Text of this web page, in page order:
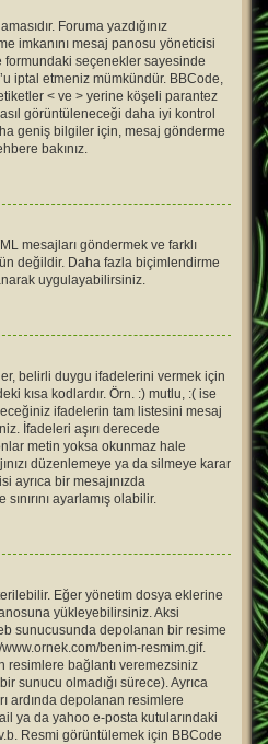
Foruma yazdığınız
imkanını mesaj panosu yöneticisi
formundaki seçenekler sayesinde
iptal etmeniz mümkündür. BBCode,
< ve > yerine köşeli parantez
görüntüleneceği daha iyi kontrol
geniş bilgiler için, mesaj gönderme
bakınız.
mesajları göndermek ve farklı
değildir. Daha fazla biçimlendirme
uygulayabilirsiniz.
belirli duygu ifadelerini vermek için
kısa kodlardır. Örn. :) mutlu, :( ise
ifadelerin tam listesini mesaj
İfadeleri aşırı derecede
metin yoksa okunmaz hale
düzenlemeye ya da silmeye karar
ayrıca bir mesajınızda
ayarlamış olabilir.
Eğer yönetim dosya eklerine
yükleyebilirsiniz. Aksi
sunucusunda depolanan bir resime
benim-resmim.gif.
resimlere bağlantı veremezsiniz
sunucu olmadığı sürece). Ayrıca
ardında depolanan resimlere
ya da yahoo e-posta kutularındaki
Resmi görüntülemek için BBCode